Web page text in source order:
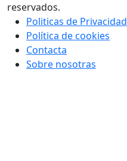
reservados.
Politicas de Privacidad
Política de cookies
Contacta
Sobre nosotras